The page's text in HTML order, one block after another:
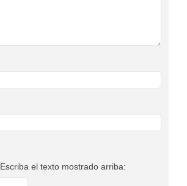
Escriba el texto mostrado arriba: